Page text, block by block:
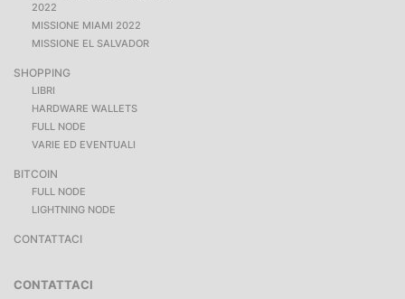
2022
MISSIONE MIAMI 2022
MISSIONE EL SALVADOR
SHOPPING
LIBRI
HARDWARE WALLETS
FULL NODE
VARIE ED EVENTUALI
BITCOIN
FULL NODE
LIGHTNING NODE
CONTATTACI
CONTATTACI